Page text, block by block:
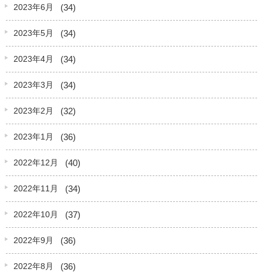
2023年6月 (34)
2023年5月 (34)
2023年4月 (34)
2023年3月 (34)
2023年2月 (32)
2023年1月 (36)
2022年12月 (40)
2022年11月 (34)
2022年10月 (37)
2022年9月 (36)
2022年8月 (36)